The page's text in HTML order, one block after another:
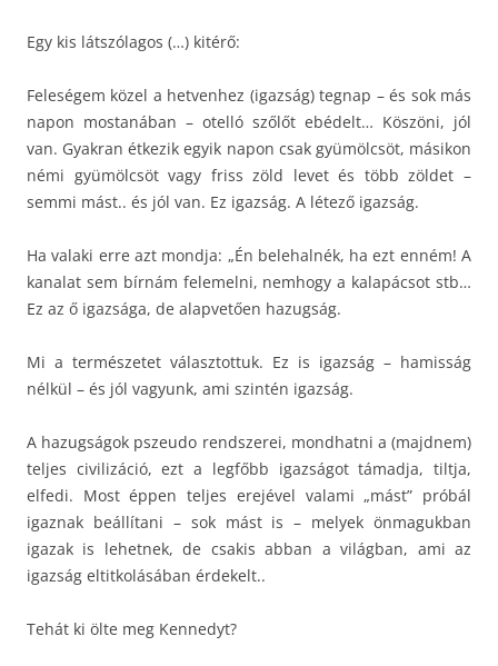
Egy kis látszólagos (…) kitérő:
Feleségem közel a hetvenhez (igazság) tegnap – és sok más
napon mostanában – otelló szőlőt ebédelt… Köszöni, jól
van. Gyakran étkezik egyik napon csak gyümölcsöt, másikon
némi gyümölcsöt vagy friss zöld levet és több zöldet –
semmi mást.. és jól van. Ez igazság. A létező igazság.
Ha valaki erre azt mondja: „Én belehalnék, ha ezt enném! A
kanalat sem bírnám felemelni, nemhogy a kalapácsot stb…
Ez az ő igazsága, de alapvetően hazugság.
Mi a természetet választottuk. Ez is igazság – hamisság
nélkül – és jól vagyunk, ami szintén igazság.
A hazugságok pszeudo rendszerei, mondhatni a (majdnem)
teljes civilizáció, ezt a legfőbb igazságot támadja, tiltja,
elfedi. Most éppen teljes erejével valami „mást” próbál
igaznak beállítani – sok mást is – melyek önmagukban
igazak is lehetnek, de csakis abban a világban, ami az
igazság eltitkolásában érdekelt..
Tehát ki ölte meg Kennedyt?